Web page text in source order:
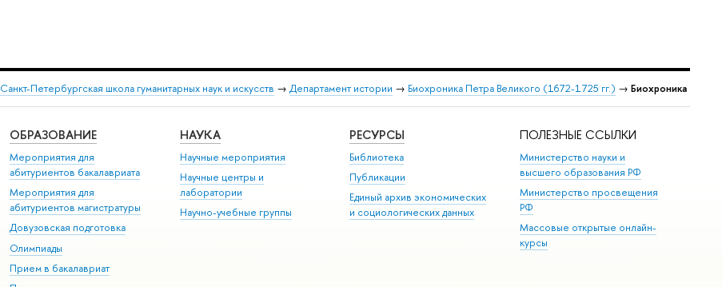
Санкт-Петербургская школа гуманитарных наук и искусств → Департамент истории → Биохроника Петра Великого (1672-1725 гг.) → Биохроника
ОБРАЗОВАНИЕ
Мероприятия для
абитуриентов бакалавриата
Мероприятия для
абитуриентов магистратуры
Довузовская подготовка
Олимпиады
Прием в бакалавриат
НАУКА
Научные мероприятия
Научные центры и
лаборатории
Научно-учебные группы
РЕСУРСЫ
Библиотека
Публикации
Единый архив экономических
и социологических данных
ПОЛЕЗНЫЕ ССЫЛКИ
Министерство науки и
высшего образования РФ
Министерство просвещения
РФ
Массовые открытые онлайн-
курсы